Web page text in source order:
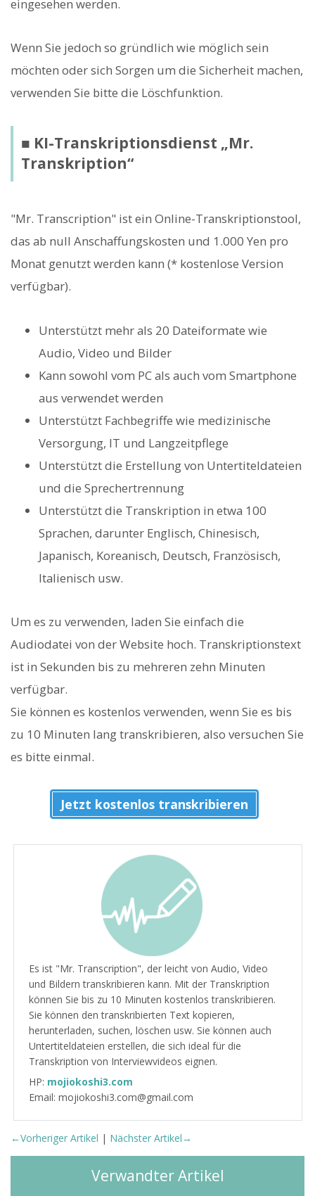
eingesehen werden.
Wenn Sie jedoch so gründlich wie möglich sein
möchten oder sich Sorgen um die Sicherheit machen,
verwenden Sie bitte die Löschfunktion.
■ KI-Transkriptionsdienst „Mr.
Transkription“
"Mr. Transcription" ist ein Online-Transkriptionstool,
das ab null Anschaffungskosten und 1.000 Yen pro
Monat genutzt werden kann (* kostenlose Version
verfügbar).
Unterstützt mehr als 20 Dateiformate wie
Audio, Video und Bilder
Kann sowohl vom PC als auch vom Smartphone
aus verwendet werden
Unterstützt Fachbegriffe wie medizinische
Versorgung, IT und Langzeitpflege
Unterstützt die Erstellung von Untertiteldateien
und die Sprechertrennung
Unterstützt die Transkription in etwa 100
Sprachen, darunter Englisch, Chinesisch,
Japanisch, Koreanisch, Deutsch, Französisch,
Italienisch usw.
Um es zu verwenden, laden Sie einfach die
Audiodatei von der Website hoch. Transkriptionstext
ist in Sekunden bis zu mehreren zehn Minuten
verfügbar.
Sie können es kostenlos verwenden, wenn Sie es bis
zu 10 Minuten lang transkribieren, also versuchen Sie
es bitte einmal.
Jetzt kostenlos transkribieren
Es ist "Mr. Transcription", der leicht von Audio, Video
und Bildern transkribieren kann. Mit der Transkription
können Sie bis zu 10 Minuten kostenlos transkribieren.
Sie können den transkribierten Text kopieren,
herunterladen, suchen, löschen usw. Sie können auch
Untertiteldateien erstellen, die sich ideal für die
Transkription von Interviewvideos eignen.
HP: mojiokoshi3.com
Email: mojiokoshi3.com@gmail.com
←Vorheriger Artikel | Nächster Artikel→
Verwandter Artikel